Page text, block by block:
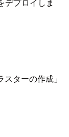
デプロイしま
ターの作成」